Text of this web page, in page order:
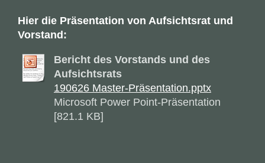
Hier die Präsentation von Aufsichtsrat und
Vorstand:
Bericht des Vorstands und des
Aufsichtsrats
190626 Master-Präsentation.pptx
Microsoft Power Point-Präsentation
[821.1 KB]